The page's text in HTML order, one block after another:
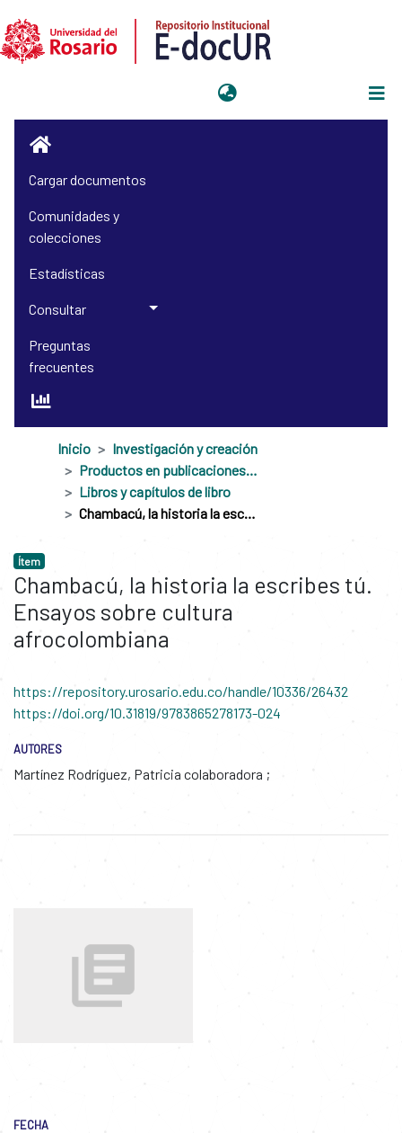
Cargar documentos
Comunidades y
colecciones
Estadísticas
Consultar
Preguntas
frecuentes
Inicio
Investigación y creación
Productos en publicaciones externas
Libros y capítulos de libro
Chambacú, la historia la escribes tú. Ensayos sobre cultura afrocolombiana
Ítem
Chambacú, la historia la escribes tú.
Ensayos sobre cultura
afrocolombiana
https://repository.urosario.edu.co/handle/10336/26432
https://doi.org/10.31819/9783865278173-024
AUTORES
Martínez Rodríguez, Patricia colaboradora
FECHA